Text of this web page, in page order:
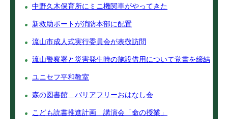
中野久木保育所にミニ機関車がやってきた
新救助ボートが消防本部に配置
流山市成人式実行委員会が表敬訪問
流山警察署と災害発生時の施設借用について覚書を締結
ユニセフ平和教室
森の図書館 バリアフリーおはなし会
こども読書推進計画 講演会「命の授業」